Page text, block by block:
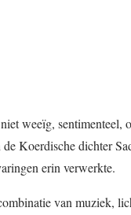
weeïg, sentimenteel,
Koerdische dichter
erin verwerkte.
van muziek,